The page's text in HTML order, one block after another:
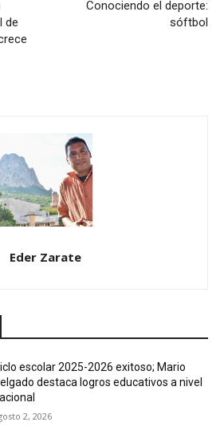
de
Conociendo el deporte:
sóftbol
Eder Zarate
escolar 2025-2026 exitoso; Mario
destaca logros educativos a nivel
2, 2026